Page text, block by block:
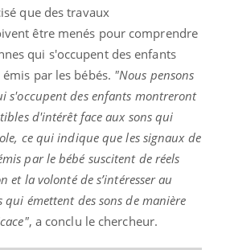
que des travaux
être menés pour comprendre
qui s'occupent des enfants
par les bébés. "Nous pensons
s'occupent des enfants montreront
d'intérêt face aux sons qui
ce qui indique que les signaux de
par le bébé suscitent de réels
et la volonté de s’intéresser au
qui émettent des sons de manière
, a conclu le chercheur.